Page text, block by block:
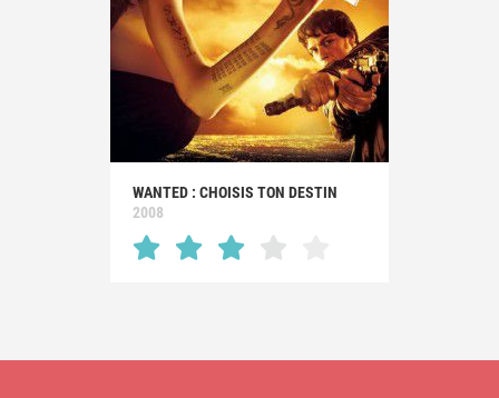
WANTED : CHOISIS TON DESTIN
2008